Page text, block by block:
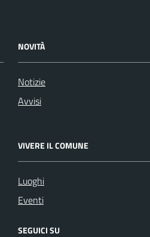
NOVITÀ
Notizie
Avvisi
VIVERE IL COMUNE
Luoghi
Eventi
SEGUICI SU